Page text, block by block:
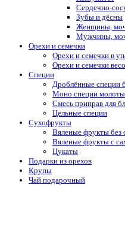
Сердечно-
Зубы и дёсны
Женщины,
Мужчины,
Орехи и семечки
Орехи и семечки в
Орехи и семечки
Специи
Дроблённые специи
Моно специи
Смесь приправ для
Цельные специи
Сухофрукты
Вяленые фрукты без
Вяленые фрукты с
Цукаты
Подарки из орехов
Крупы
Чай подарочный